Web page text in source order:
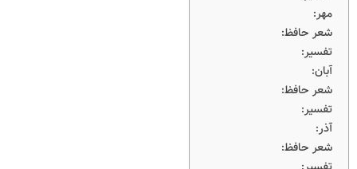
مهر:
شعر حافظ:
تفسیر:
آبان:
شعر حافظ:
تفسیر:
آذر:
شعر حافظ: